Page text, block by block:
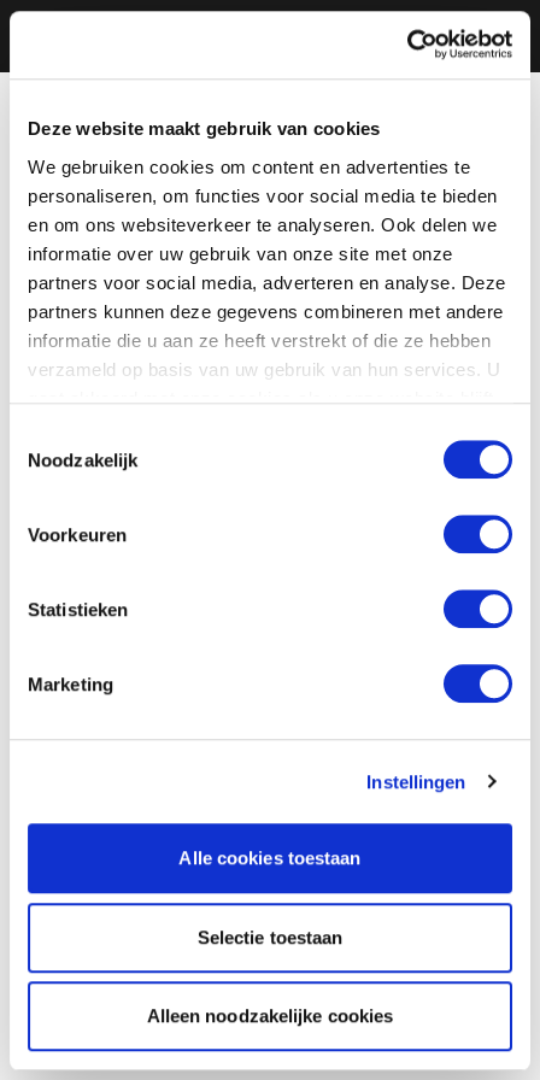
Deze website maakt gebruik van cookies
We gebruiken cookies om content en advertenties te
personaliseren, om functies voor social media te bieden
en om ons websiteverkeer te analyseren. Ook delen we
informatie over uw gebruik van onze site met onze
partners voor social media, adverteren en analyse. Deze
partners kunnen deze gegevens combineren met andere
informatie die u aan ze heeft verstrekt of die ze hebben
verzameld op basis van uw gebruik van hun services. U
Noodzakelijk
Voorkeuren
Statistieken
Marketing
Instellingen
Alle cookies toestaan
Selectie toestaan
Alleen noodzakelijke cookies